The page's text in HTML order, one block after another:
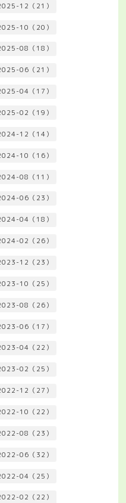
12（21）
10（20）
08（18）
06（21）
04（17）
02（19）
12（14）
10（16）
08（11）
06（23）
04（18）
02（26）
12（23）
10（25）
08（26）
06（17）
04（22）
02（25）
12（27）
10（22）
08（23）
06（32）
04（25）
02（22）